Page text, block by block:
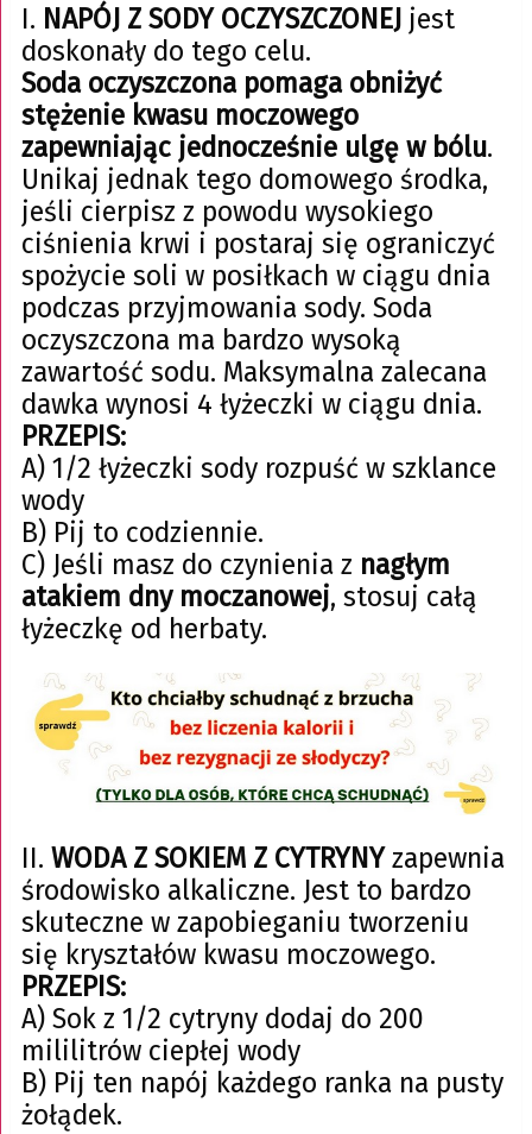
I. NAPÓJ Z SODY OCZYSZCZONEJjest
doskonały do tego celu.
Soda oczyszczona pomaga obniżyć
stężenie kwasu moczowego
zapewniając jednocześnie ulgę w bólu.
Unikaj jednak tego domowego środka,
jeśli cierpisz z powodu wysokiego
ciśnienia krwi i postaraj się ograniczyć
spożycie soli w posiłkach w ciągu dnia
podczas przyjmowania sody. Soda
oczyszczona ma bardzo wysoką
zawartość sodu. Maksymalna zalecana
dawka wynosi 4 łyżeczki w ciągu dnia.
PRZEPIS:
A) 1/2 łyżeczki sody rozpuść w szklance
wody
B) Pij to codziennie.
C) Jeśli masz do czynienia z nagłym
atakiem dny moczanowej, stosuj całą
łyżeczkę od herbaty.
II. WODA Z SOKIEM Z CYTRYNYzapewnia
środowisko alkaliczne. Jest to bardzo
skuteczne w zapobieganiu tworzeniu
się kryształów kwasu moczowego.
PRZEPIS:
A) Sok z 1/2 cytryny dodaj do 200
mililitrów ciepłej wody
B) Pij ten napój każdego ranka na pusty
żołądek.